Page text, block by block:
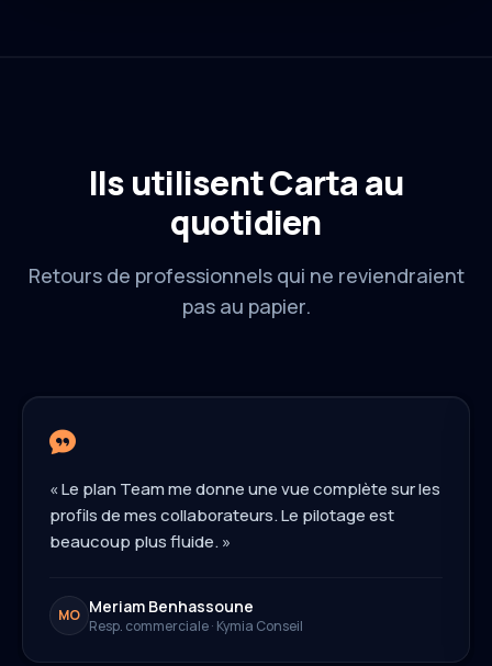
Ils utilisent Carta au
quotidien
Retours de professionnels qui ne reviendraient
pas au papier.
« Le plan Team me donne une vue complète sur les
profils de mes collaborateurs. Le pilotage est
beaucoup plus fluide. »
MO Meriam Benhassoune
Resp. commerciale · Kymia Conseil